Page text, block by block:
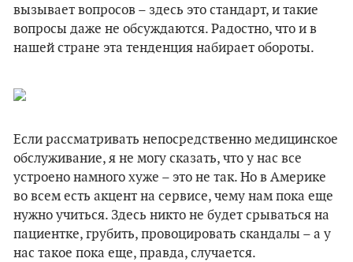
вызывает вопросов – здесь это стандарт, и такие
вопросы даже не обсуждаются. Радостно, что и в
нашей стране эта тенденция набирает обороты.
Если рассматривать непосредственно медицинское
обслуживание, я не могу сказать, что у нас все
устроено намного хуже – это не так. Но в Америке
во всем есть акцент на сервисе, чему нам пока еще
нужно учиться. Здесь никто не будет срываться на
пациентке, грубить, провоцировать скандалы – а у
нас такое пока еще, правда, случается.